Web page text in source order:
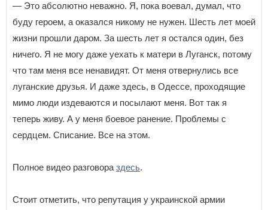
— Это абсолютно неважно. Я, пока воевал, думал, что
буду героем, а оказался никому не нужен. Шесть лет моей
жизни прошли даром. За шесть лет я остался один, без
ничего. Я не могу даже уехать к матери в Луганск, потому
что там меня все ненавидят. От меня отвернулись все
луганские друзья. И даже здесь, в Одессе, проходящие
мимо люди издеваются и посылают меня. Вот так я
теперь живу. А у меня боевое ранение. Проблемы с
сердцем. Списание. Все на этом.
Полное видео разговора здесь.
Стоит отметить, что репутация у украинской армии